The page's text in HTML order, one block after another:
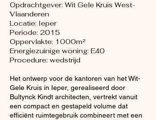
Opdrachtgever: Wit Gele Kruis West-
Vlaanderen
Locatie: Ieper
Periode: 2015
Oppervlakte: 1000m²
Energiezuinige woning: E40
Procedure: wedstrijd
Het ontwerp voor de kantoren van het Wit-
Gele Kruis in Ieper, gerealiseerd door
Bultynck Kindt architecten, vertrekt vanuit
een compact en gestapeld volume dat
efficiënt ruimtegebruik combineert met een